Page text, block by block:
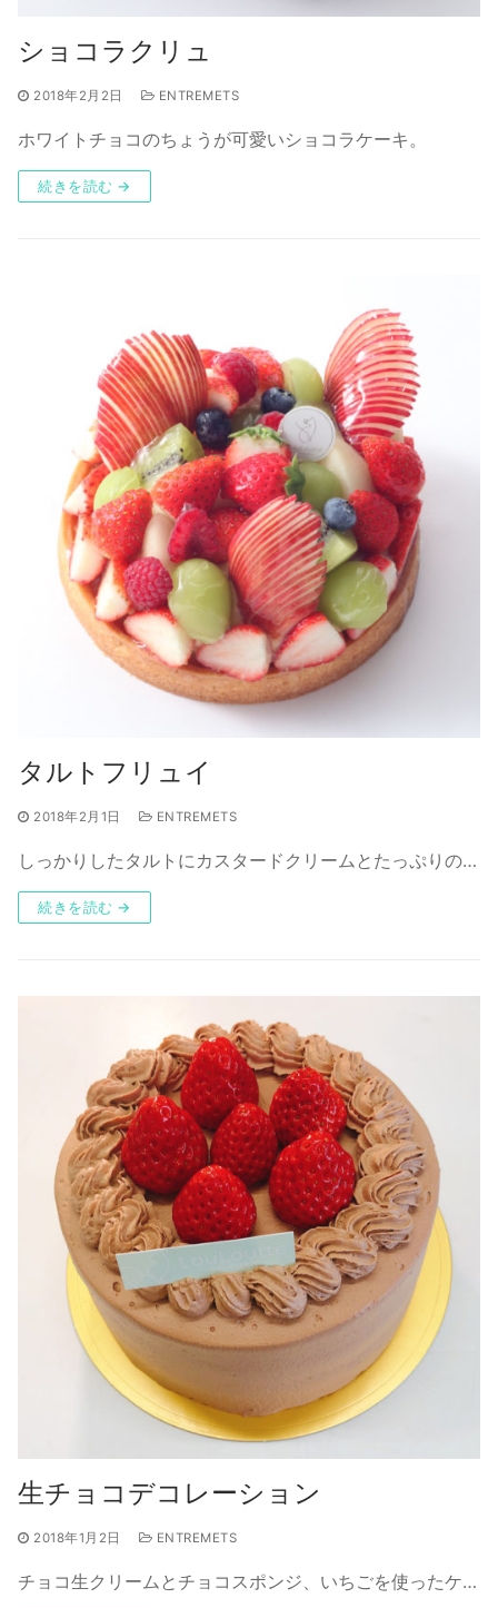
ショコラクリュ
2018年2月2日 ENTREMETS
ホワイトチョコのちょうが可愛いショコラケーキ。
続きを読む →
タルトフリュイ
2018年2月1日 ENTREMETS
しっかりしたタルトにカスタードクリームとたっぷりの…
続きを読む →
生チョコデコレーション
2018年1月2日 ENTREMETS
チョコ生クリームとチョコスポンジ、いちごを使ったケ…